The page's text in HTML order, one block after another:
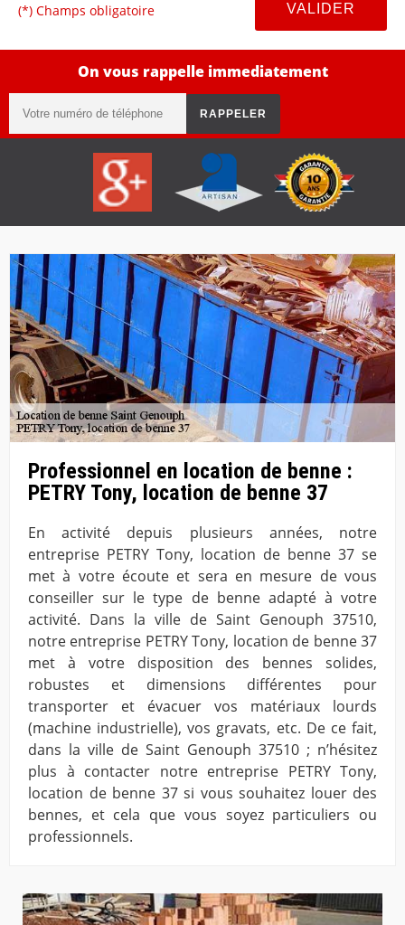
(*) Champs obligatoire
On vous rappelle immediatement
Professionnel en location de benne :
PETRY Tony, location de benne 37
En activité depuis plusieurs années, notre
entreprise PETRY Tony, location de benne 37 se
met à votre écoute et sera en mesure de vous
conseiller sur le type de benne adapté à votre
activité. Dans la ville de Saint Genouph 37510,
notre entreprise PETRY Tony, location de benne 37
met à votre disposition des bennes solides,
robustes et dimensions différentes pour
transporter et évacuer vos matériaux lourds
(machine industrielle), vos gravats, etc. De ce fait,
dans la ville de Saint Genouph 37510 ; n’hésitez
plus à contacter notre entreprise PETRY Tony,
location de benne 37 si vous souhaitez louer des
bennes, et cela que vous soyez particuliers ou
professionnels.